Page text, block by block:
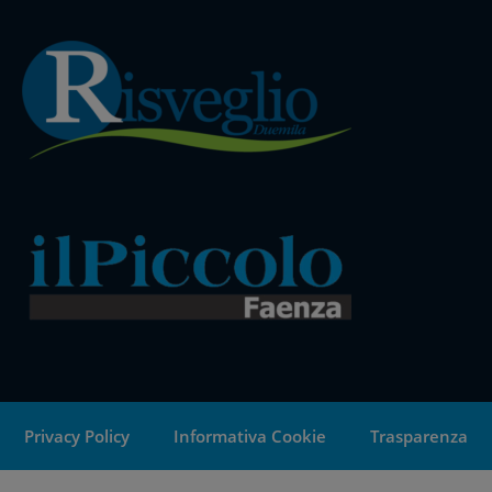
Privacy Policy Informativa Cookie Trasparenza